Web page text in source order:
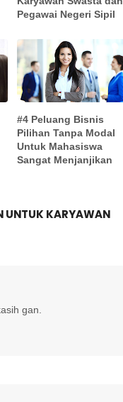
Pegawai Negeri Sipil
#4 Peluang Bisnis
Pilihan Tanpa Modal
Untuk Mahasiswa
Sangat Menjanjikan
UNTUK KARYAWAN
gan.